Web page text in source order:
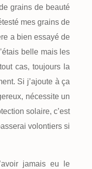
grains de beauté
mes grains de
a bien essayé de
belle mais les
cas, toujours la
Si j’ajoute à ça
nécessite un
solaire, c’est
volontiers si
jamais eu le